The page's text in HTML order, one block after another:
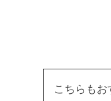
こちらもお